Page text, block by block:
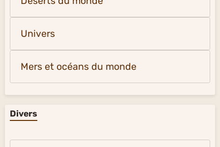
Univers
Mers et océans du monde
Divers